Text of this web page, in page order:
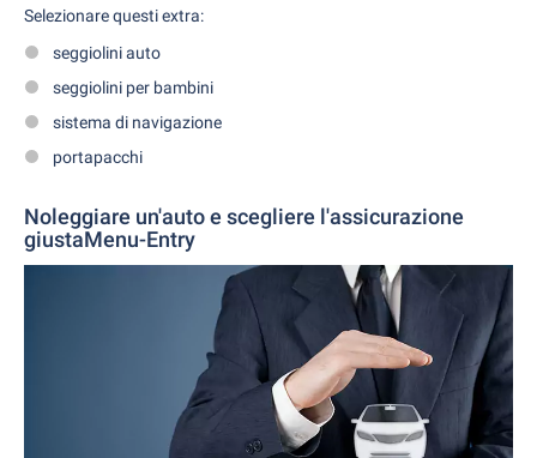
Selezionare questi extra:
seggiolini auto
seggiolini per bambini
sistema di navigazione
portapacchi
Noleggiare un'auto e scegliere l'assicurazione
giustaMenu-Entry